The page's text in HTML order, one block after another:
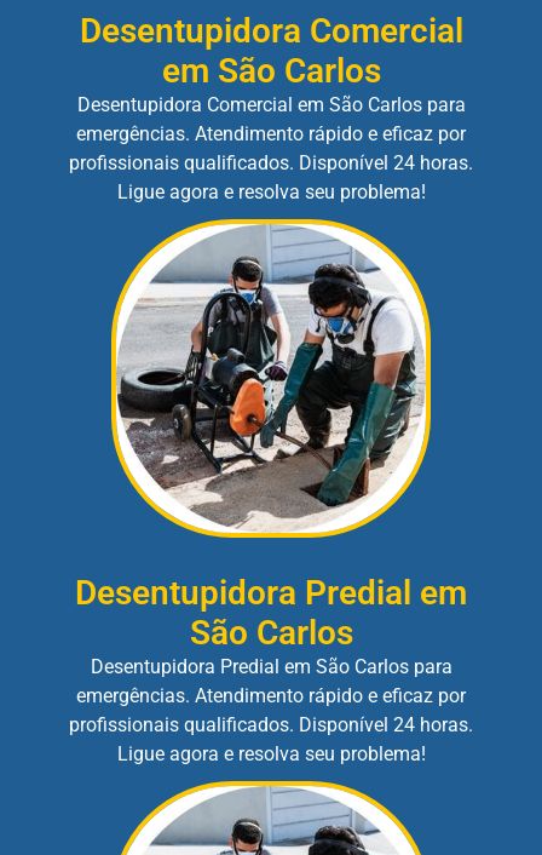
Desentupidora Comercial
em São Carlos
Desentupidora Comercial em São Carlos para
emergências. Atendimento rápido e eficaz por
profissionais qualificados. Disponível 24 horas.
Ligue agora e resolva seu problema!
Desentupidora Predial em
São Carlos
Desentupidora Predial em São Carlos para
emergências. Atendimento rápido e eficaz por
profissionais qualificados. Disponível 24 horas.
Ligue agora e resolva seu problema!